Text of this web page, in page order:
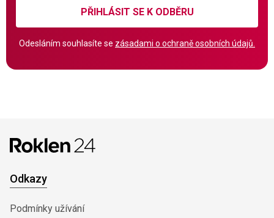
PŘIHLÁSIT SE K ODBĚRU
Odesláním souhlasíte se zásadami o ochraně osobních údajů.
Odkazy
Podmínky užívání